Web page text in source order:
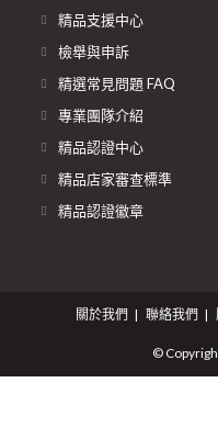
精品支援中心
檢舉與申訴
精選常見問題 FAQ
專業團隊介紹
精品認證中心
精品店家審查標準
精品認證徽章
關於我們 聯絡我們
©